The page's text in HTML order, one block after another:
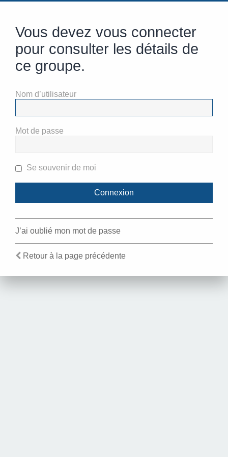
Vous devez vous connecter
pour consulter les détails de
ce groupe.
Nom d’utilisateur
Mot de passe
Se souvenir de moi
J’ai oublié mon mot de passe
Retour à la page précédente